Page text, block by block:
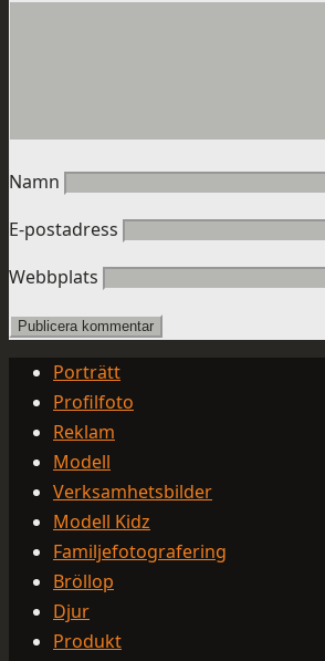
Namn
E-postadress
Webbplats
Porträtt
Profilfoto
Reklam
Modell
Verksamhetsbilder
Modell Kidz
Familjefotografering
Bröllop
Djur
Produkt